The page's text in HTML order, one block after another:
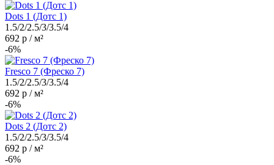
Dots 1 (Дотс 1)
1.5/2/2.5/3/3.5/4
692 р / м²
-6%
Fresco 7 (Фреско 7)
1.5/2/2.5/3/3.5/4
692 р / м²
-6%
Dots 2 (Дотс 2)
1.5/2/2.5/3/3.5/4
692 р / м²
-6%